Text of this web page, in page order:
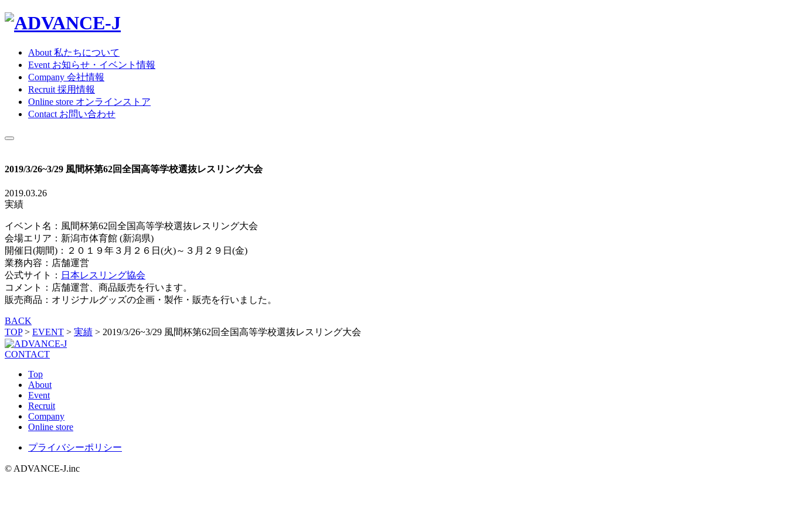
About 私たちについて
Event お知らせ・イベント情報
Company 会社情報
Recruit 採用情報
Online store オンラインストア
Contact お問い合わせ
2019/3/26~3/29 風間杯第62回全国高等学校選抜レスリング大会
2019.03.26
実績
イベント名：風間杯第62回全国高等学校選抜レスリング大会
会場エリア：新潟市体育館 (新潟県)
開催日(期間)：２０１９年３月２６日(火)～３月２９日(金)
業務内容：店舗運営
公式サイト： 日本レスリング協会
コメント：店舗運営、商品販売を行います。
販売商品：オリジナルグッズの企画・製作・販売を行いました。
BACK
TOP> EVENT > 実績 > 2019/3/26~3/29 風間杯第62回全国高等学校選抜レスリング大会
CONTACT
Top
About
Event
Recruit
Company
Online store
プライバシーポリシー
© ADVANCE-J.inc